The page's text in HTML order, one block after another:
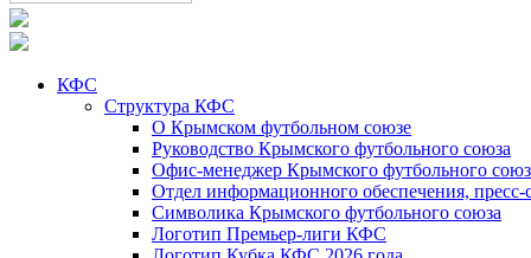
КФС
Структура КФС
О Крымском футбольном союзе
Руководство Крымского футбольного союза
Офис-менеджер Крымского футбольного
Отдел информационного обеспечения, пресс-
Символика Крымского футбольного союза
Логотип Премьер-лиги КФС